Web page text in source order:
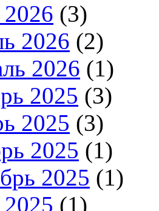
(3)
2026 (2)
2026 (1)
2025 (3)
2025 (3)
2025 (1)
2025 (1)
(1)